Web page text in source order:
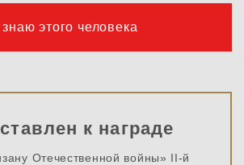
этого человека
к награде
Отечественной войны» II-й